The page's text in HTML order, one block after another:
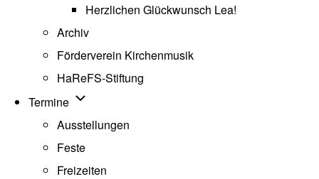
Herzlichen Glückwunsch Lea!
Archiv
Förderverein Kirchenmusik
HaReFS-Stiftung
Termine Unternavigation von Termine
Ausstellungen
Feste
Freizeiten